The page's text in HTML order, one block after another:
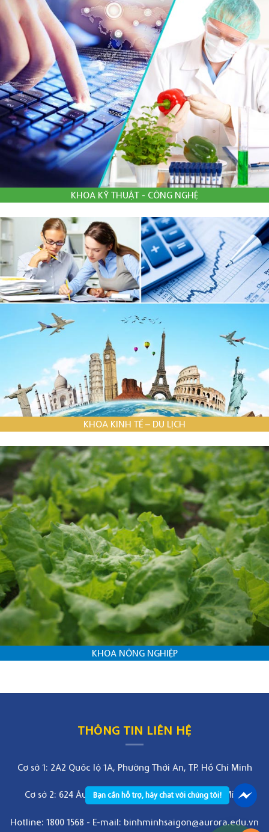
KHOA KỸ THUẬT - CÔNG NGHỆ
KHOA KINH TẾ – DU LỊCH
KHOA NÔNG NGHIỆP
THÔNG TIN LIÊN HỆ
Cơ sở 1: 2A2 Quốc lộ 1A, Phường Thới An, TP. Hồ Chí Minh
Cơ sở 2: 624 Âu Cơ, Phường Bảy Hiền, TP. Hồ Chí Minh
Hotline: 1800 1568 - E-mail: binhminhsaigon@aurora.edu.vn
Bạn cần hỗ trợ, hãy chat với chúng tôi!